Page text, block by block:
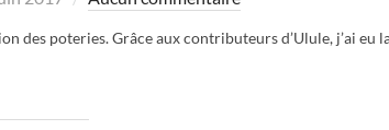
des poteries. Grâce aux contributeurs d’Ulule, j’ai eu